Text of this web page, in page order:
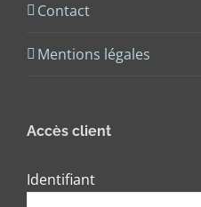
Contact
Mentions légales
Accès client
Identifiant